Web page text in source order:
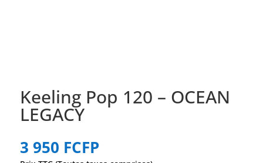
Keeling Pop 120 – OCEAN
LEGACY
3 950 FCFP